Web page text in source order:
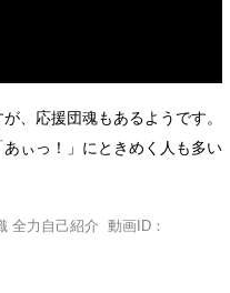
、応援団魂もあるようです。
ぃっ！」にときめく人も多い
全力自己紹介 動画ID：